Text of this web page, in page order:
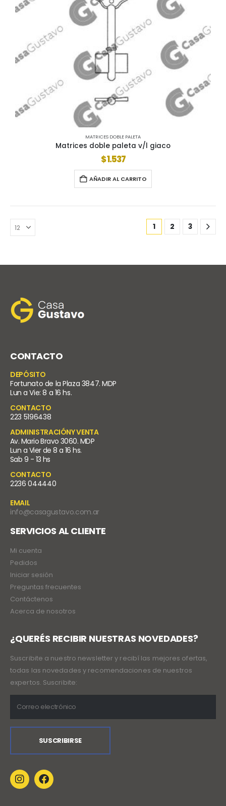
MATRICES DOBLE PALETA
Matrices doble paleta v/l giaco
$1.537
AÑADIR AL CARRITO
1 2 3
CONTACTO
DEPÓSITO
Fortunato de la Plaza 3847. MDP
Lun a Vie: 8 a 16 hs.
CONTACTO
223 5196438
ADMINISTRACIÓNY VENTA
Av. Mario Bravo 3060. MDP
Lun a Vier de 8 a 16 hs.
Sab 9 - 13 hs
CONTACTO
2236 044440
EMAIL
info@casagustavo.com.ar
SERVICIOS AL CLIENTE
Mi cuenta
Pedidos
Iniciar sesión
Preguntas frecuentes
Contáctenos
Acerca de nosotros
¿QUERÉS RECIBIR NUESTRAS NOVEDADES?
Suscribite a nuestro newsletter y recibí las mejores ofertas,
todas las novedades y recomendaciones de nuestros
expertos. Suscribite: